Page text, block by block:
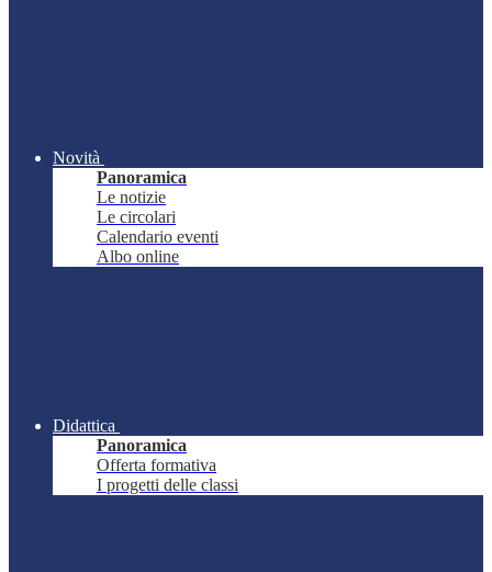
Novità
Panoramica
Le notizie
Le circolari
Calendario eventi
Albo online
Didattica
Panoramica
Offerta formativa
I progetti delle classi